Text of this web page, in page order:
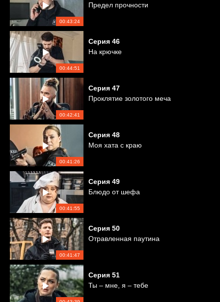
00:43:24
Предел прочности
00:44:51
Серия 46
На крючке
00:42:41
Серия 47
Проклятие золотого меча
00:41:26
Серия 48
Моя хата с краю
00:41:55
Серия 49
Блюдо от шефа
00:41:47
Серия 50
Отравленная паутина
Серия 51
Ты – мне, я – тебе